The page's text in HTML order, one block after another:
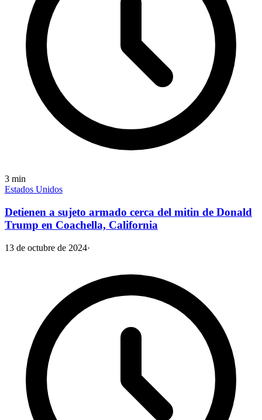
3 min
Estados Unidos
Detienen a sujeto armado cerca del mitin de Donald
Trump en Coachella, California
13 de octubre de 2024·